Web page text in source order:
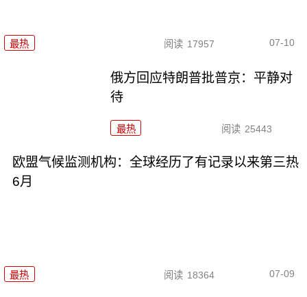
最热 阅读 17957 07-10
俄方回应特朗普批普京：平静对
待
最热 阅读 25443
欧盟气候监测机构：全球经历了有记录以来第三热
6月
最热 阅读 18364 07-09